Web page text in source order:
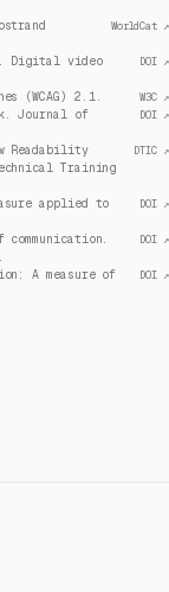
WorldCat ↗
Digital video
DOI ↗
(WCAG) 2.1.
W3C ↗
Journal of
DOI ↗
Readability
Training
DTIC ↗
applied to
DOI ↗
DOI ↗
A measure of
DOI ↗